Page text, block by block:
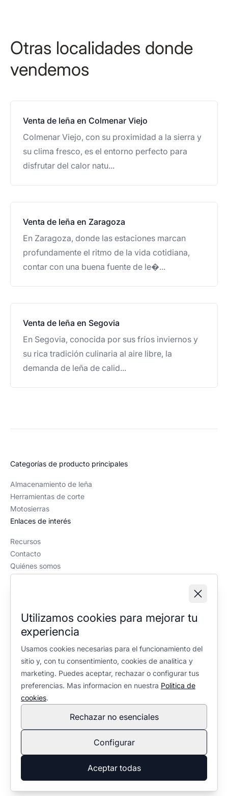
Otras localidades donde
vendemos
Venta de leña en Colmenar Viejo
Colmenar Viejo, con su proximidad a la sierra y
su clima fresco, es el entorno perfecto para
disfrutar del calor natu...
Venta de leña en Zaragoza
En Zaragoza, donde las estaciones marcan
profundamente el ritmo de la vida cotidiana,
contar con una buena fuente de le�...
Venta de leña en Segovia
En Segovia, conocida por sus fríos inviernos y
su rica tradición culinaria al aire libre, la
demanda de leña de calid...
Utilizamos cookies para mejorar tu
experiencia
Usamos cookies necesarias para el funcionamiento del
sitio y, con tu consentimiento, cookies de analitica y
marketing. Puedes aceptar, rechazar o configurar tus
preferencias. Mas informacion en nuestra Politica de
cookies.
Rechazar no esenciales
Configurar
Aceptar todas
Categorías de producto principales
Almacenamiento de leña
Herramientas de corte
Motosierras
Enlaces de interés
Recursos
Contacto
Quiénes somos
Política editorial
Política de privacidad
Política de cookies
Configuración de cookies
En calidad de Afiliado de Amazon, obtengo ingresos por las
compras adscritas que cumplen los requisitos aplicables. No
condiciona la selección ni la valoración de los productos:
política editorial.
© 2026 Ventaleña. Todos los derechos reservados.